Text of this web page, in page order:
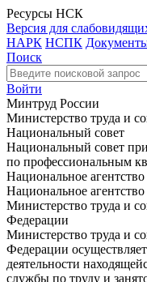
Ресурсы НСК
Версия для
НАРК НСПК
Поиск
Войти
Минтруд России
Министерство труда и
Национальный совет
Национальный совет
по профессиональным
Национальное агентство
Национальное
Министерство труда и
Федерации
Министерство труда и
Федерации
деятельности
службы по труду и